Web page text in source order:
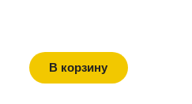
В корзину